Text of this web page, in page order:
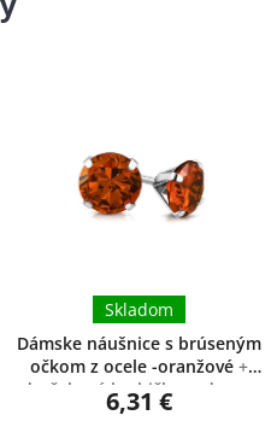
Dámske náušnice s brúseným
očkom z ocele -oranžové +
darčeková krabička zadarmo
Skladom
6,31 €